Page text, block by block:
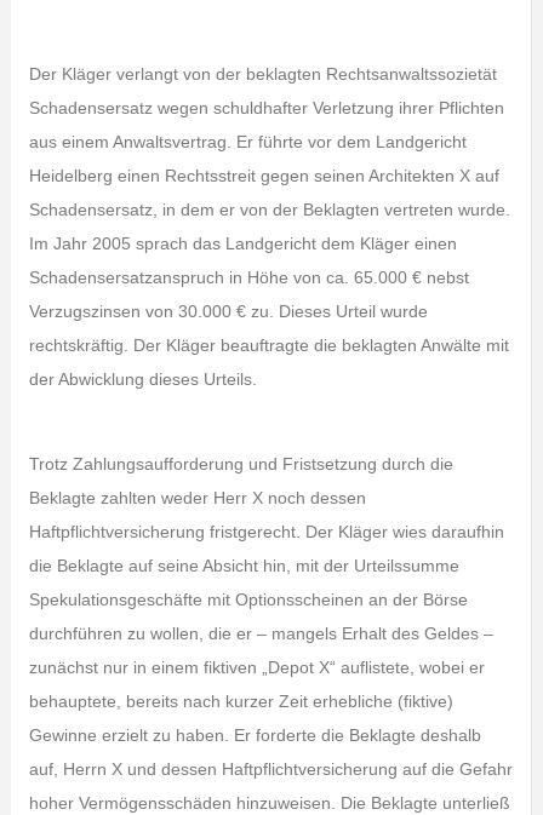
Der Kläger verlangt von der beklagten Rechtsanwaltssozietät
Schadensersatz wegen schuldhafter Verletzung ihrer Pflichten
aus einem Anwaltsvertrag. Er führte vor dem Landgericht
Heidelberg einen Rechtsstreit gegen seinen Architekten X auf
Schadensersatz, in dem er von der Beklagten vertreten wurde.
Im Jahr 2005 sprach das Landgericht dem Kläger einen
Schadensersatzanspruch in Höhe von ca. 65.000 € nebst
Verzugszinsen von 30.000 € zu. Dieses Urteil wurde
rechtskräftig. Der Kläger beauftragte die beklagten Anwälte mit
der Abwicklung dieses Urteils.
Trotz Zahlungsaufforderung und Fristsetzung durch die
Beklagte zahlten weder Herr X noch dessen
Haftpflichtversicherung fristgerecht. Der Kläger wies daraufhin
die Beklagte auf seine Absicht hin, mit der Urteilssumme
Spekulationsgeschäfte mit Optionsscheinen an der Börse
durchführen zu wollen, die er – mangels Erhalt des Geldes –
zunächst nur in einem fiktiven „Depot X“ auflistete, wobei er
behauptete, bereits nach kurzer Zeit erhebliche (fiktive)
Gewinne erzielt zu haben. Er forderte die Beklagte deshalb
auf, Herrn X und dessen Haftpflichtversicherung auf die Gefahr
hoher Vermögensschäden hinzuweisen. Die Beklagte unterließ